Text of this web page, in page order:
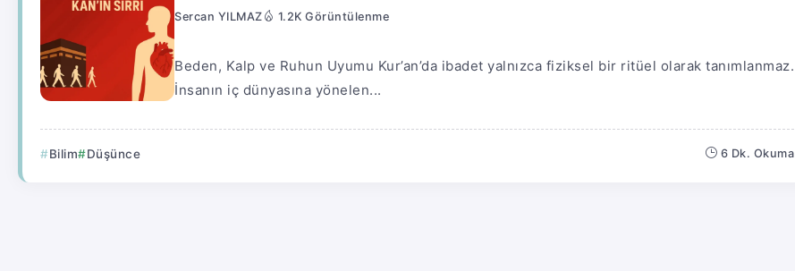
Sercan YILMAZ 1.2K Görüntülenme
Beden, Kalp ve Ruhun Uyumu Kur’an’da ibadet yalnızca fiziksel bir ritüel olarak tanımlanmaz.
İnsanın iç dünyasına yönelen...
Bilim Düşünce 6 Dk. Okuma